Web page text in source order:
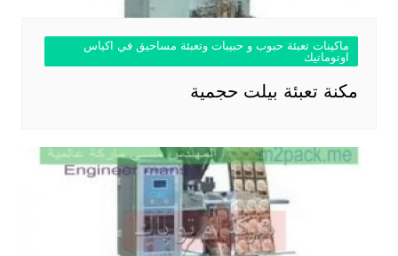
ماكينات تعبئة حبوب و حبيبات وتعبئة مساحيق في اكياس
اوتوماتيك
مكنة تعبئة بيلت حجمية